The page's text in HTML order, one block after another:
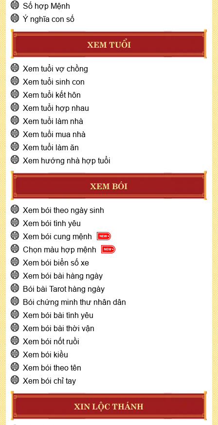
Số hợp Mệnh
Ý nghĩa con số
XEM TUỔI
Xem tuổi vợ chồng
Xem tuổi sinh con
Xem tuổi kết hôn
Xem tuổi hợp nhau
Xem tuổi làm nhà
Xem tuổi mua nhà
Xem tuổi làm ăn
Xem hướng nhà hợp tuổi
XEM BÓI
Xem bói theo ngày sinh
Xem bói tình yêu
Xem bói cung mệnh
Chọn màu hợp mệnh
Xem bói biển số xe
Xem bói bài hàng ngày
Bói bài Tarot hàng ngày
Bói chứng minh thư nhân dân
Xem bói bài tình yêu
Xem bói bài thời vận
Xem bói nốt ruồi
Xem bói kiều
Xem bói theo tên
Xem bói chỉ tay
XIN LỘC THÁNH